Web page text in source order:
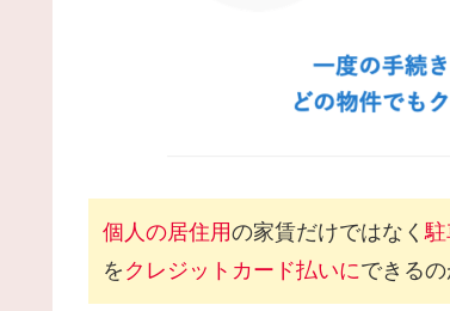
個人の居住用の家賃だけではなく駐
を クレジットカード払いにできるの